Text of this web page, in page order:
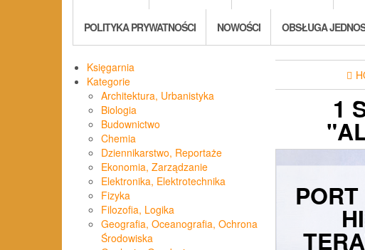
POLITYKA PRYWATNOŚCI NOWOŚCI OBSŁUGA
Księgarnia
Kategorie
Architektura, Urbanistyka
Biologia
Budownictwo
Chemia
Dziennikarstwo, Reportaże
Ekonomia, Zarządzanie
Elektronika, Elektrotechnika
Fizyka
Filozofia, Logika
Geografia, Oceanografia, Ochrona
Środowiska
1